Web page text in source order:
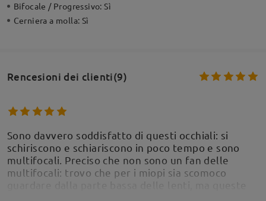
Bifocale / Progressivo:Sì
Cerniera a molla: Sì
Rencesioni dei clienti(9)
Sono davvero soddisfatto di questi occhiali: si
schiriscono e schiariscono in poco tempo e sono
multifocali. Preciso che non sono un fan delle
multifocali: trovo che per i miopi sia scomoco